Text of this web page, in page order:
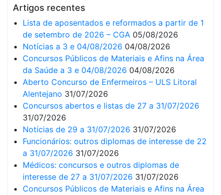
Artigos recentes
Lista de aposentados e reformados a partir de 1
de setembro de 2026 – CGA 05/08/2026
Notícias a 3 e 04/08/2026 04/08/2026
Concursos Públicos de Materiais e Afins na Área
da Saúde a 3 e 04/08/2026 04/08/2026
Aberto Concurso de Enfermeiros – ULS Litoral
Alentejano 31/07/2026
Concursos abertos e listas de 27 a 31/07/2026
31/07/2026
Notícias de 29 a 31/07/2026 31/07/2026
Funcionários: outros diplomas de interesse de 22
a 31/07/2026 31/07/2026
Médicos: concursos e outros diplomas de
interesse de 27 a 31/07/2026 31/07/2026
Concursos Públicos de Materiais e Afins na Área